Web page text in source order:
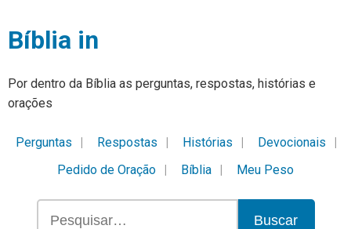
Bíblia in
Por dentro da Bíblia as perguntas, respostas, histórias e
orações
Perguntas Respostas Histórias
Devocionais
Pedido de Oração
Bíblia Meu Peso
Buscar